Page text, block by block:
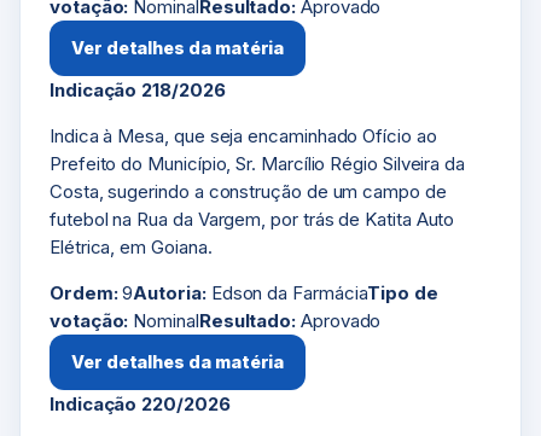
votação: NominalResultado: Aprovado
Ver detalhes da matéria
Indicação 218/2026
Indica à Mesa, que seja encaminhado Ofício ao
Prefeito do Município, Sr. Marcílio Régio Silveira da
Costa, sugerindo a construção de um campo de
futebol na Rua da Vargem, por trás de Katita Auto
Elétrica, em Goiana.
Ordem:9Autoria:Edson da FarmáciaTipo de
votação: NominalResultado: Aprovado
Ver detalhes da matéria
Indicação 220/2026